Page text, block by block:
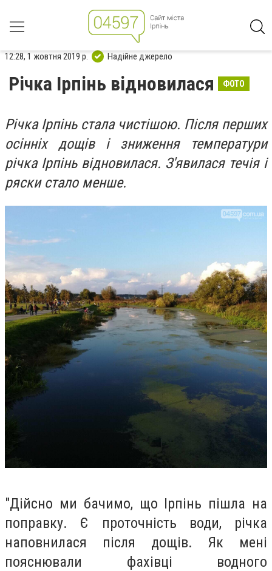
12:28, 1 жовтня 2019 р. Надійне джерело
Річка Ірпінь відновилася ФОТО
Річка Ірпінь стала чистішою. Після перших
осінніх дощів і зниження температури
річка Ірпінь відновилася. З'явилася течія і
ряски стало менше.
"Дійсно ми бачимо, що Ірпінь пішла на
поправку. Є проточність води, річка
наповнилася після дощів. Як мені
пояснювали фахівці водного